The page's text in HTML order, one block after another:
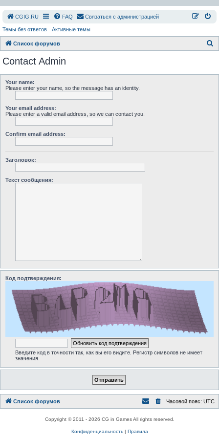
СGIG.RU FAQ Связаться с администрацией
Темы без ответов Активные темы
Список форумов
Contact Admin
Your name:
Please enter your name, so the message has an identity.
Your email address:
Please enter a valid email address, so we can contact you.
Confirm email address:
Заголовок:
Текст сообщения:
Код подтверждения:
Введите код в точности так, как вы его видите. Регистр символов не имеет
значения.
Список форумов Часовой пояс: UTC
Copyright © 2011 - 2026 CG in Games All rights reserved.
Конфиденциальность| Правила